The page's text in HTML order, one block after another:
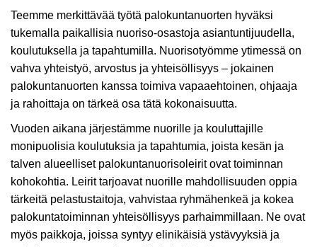
Teemme merkittävää työtä palokuntanuorten hyväksi
tukemalla paikallisia nuoriso-osastoja asiantuntijuudella,
koulutuksella ja tapahtumilla. Nuorisotyömme ytimessä on
vahva yhteistyö, arvostus ja yhteisöllisyys – jokainen
palokuntanuorten kanssa toimiva vapaaehtoinen, ohjaaja
ja rahoittaja on tärkeä osa tätä kokonaisuutta.
Vuoden aikana järjestämme nuorille ja kouluttajille
monipuolisia koulutuksia ja tapahtumia, joista kesän ja
talven alueelliset palokuntanuorisoleirit ovat toiminnan
kohokohtia. Leirit tarjoavat nuorille mahdollisuuden oppia
tärkeitä pelastustaitoja, vahvistaa ryhmähenkeä ja kokea
palokuntatoiminnan yhteisöllisyys parhaimmillaan. Ne ovat
myös paikkoja, joissa syntyy elinikäisiä ystävyyksiä ja